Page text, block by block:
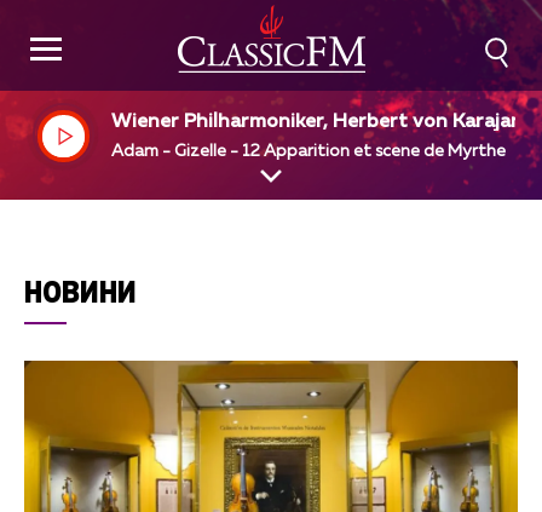
Wiener Philharmoniker, Herbert von Karajan
Adam - Gizelle - 12 Apparition et scene de Myrthe
НОВИНИ